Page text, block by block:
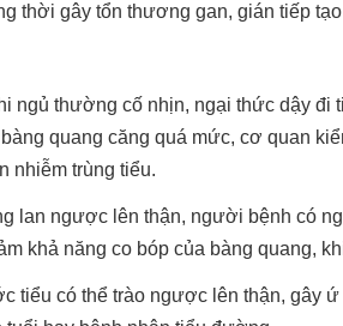
thời gây tổn thương gan, gián tiếp
ngủ thường cố nhịn, ngại thức dậy đi
quang căng quá mức, cơ quan
nhiễm trùng tiểu.
lan ngược lên thận, người bệnh có
khả năng co bóp của bàng quang,
tiểu có thể trào ngược lên thận, gây